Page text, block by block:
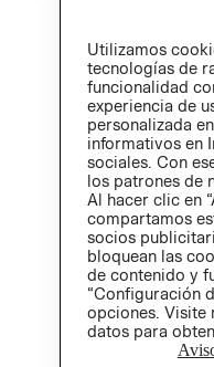
Utilizamos
tecnologías de
funcionalidad
experiencia de
personalizada
informativos en
sociales. Con
los patrones de
Al hacer clic en
compartamos
socios
bloquean las
de contenido y
“Configuración
opciones. Visite
datos para